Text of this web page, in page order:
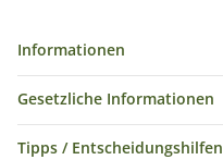
Informationen
Gesetzliche Informationen
Tipps / Entscheidungshilfen